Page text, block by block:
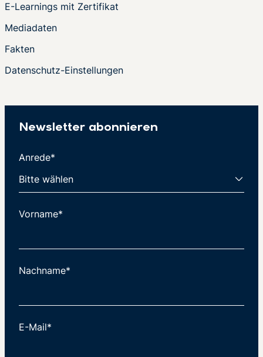
E-Learnings mit Zertifikat
Mediadaten
Fakten
Datenschutz-Einstellungen
Newsletter abonnieren
Anrede*
Vorname*
Nachname*
E-Mail*